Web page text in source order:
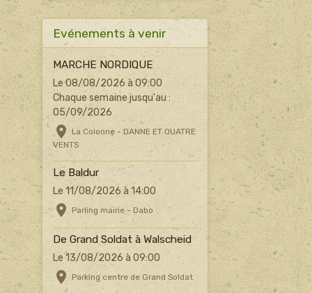
Evénements à venir
MARCHE NORDIQUE
Le 08/08/2026 à 09:00
Chaque semaine jusqu'au :
05/09/2026
La Colonne - DANNE ET QUATRE
VENTS
Le Baldur
Le 11/08/2026 à 14:00
Parling mairie - Dabo
De Grand Soldat à Walscheid
Le 13/08/2026 à 09:00
Parking centre de Grand Soldat